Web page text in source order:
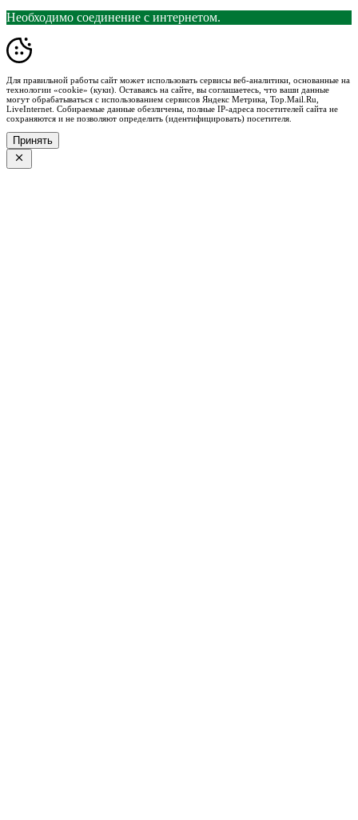
Необходимо соединение с интернетом.
Для правильной работы сайт может использовать сервисы веб-аналитики, основанные на
технологии «cookie» (куки). Оставаясь на сайте, вы соглашаетесь, что ваши данные
могут обрабатываться с использованием сервисов Яндекс Метрика, Top.Mail.Ru,
LiveInternet. Собираемые данные обезличены, полные IP-адреса посетителей сайта не
сохраняются и не позволяют определить (идентифицировать) посетителя.
Принять